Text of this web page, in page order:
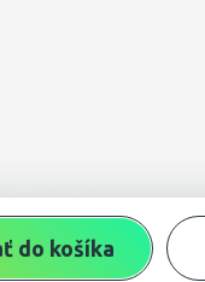
do košíka